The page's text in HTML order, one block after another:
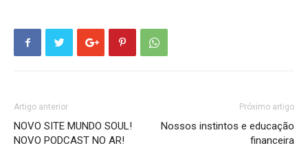
Artigo anterior
NOVO SITE MUNDO SOUL!
NOVO PODCAST NO AR!
Próximo artigo
Nossos instintos e educação
financeira